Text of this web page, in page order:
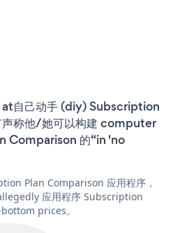
自己动手 (diy) Subscription
称他/她可以构建 computer
Comparison 的“in 'no
Plan Comparison 应用程序，
应用程序 Subscription
prices。